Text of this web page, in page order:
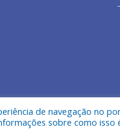
Prefeitura Municipal de São
de navegação no
sobre como isso